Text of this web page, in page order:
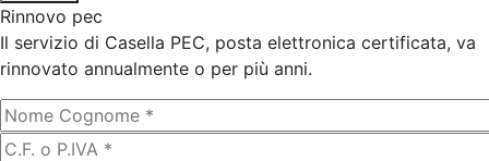
Rinnovo pec
Il servizio di Casella PEC, posta elettronica certificata, va
rinnovato annualmente o per più anni.